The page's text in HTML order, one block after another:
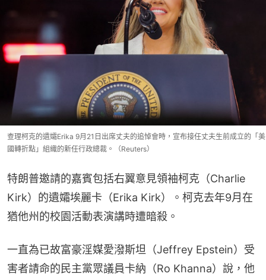
查理柯克的遺孀Erika 9月21日出席丈夫的追悼會時，宣布接任丈夫生前成立的「美
國轉折點」組織的新任行政總裁。（Reuters）
特朗普邀請的嘉賓包括右翼意見領袖柯克（Charlie
Kirk）的遺孀埃麗卡（Erika Kirk）。柯克去年9月在
猶他州的校園活動表演講時遭暗殺。
一直為已故富豪淫媒愛潑斯坦（Jeffrey Epstein）受
害者請命的民主黨眾議員卡納（Ro Khanna）說，他